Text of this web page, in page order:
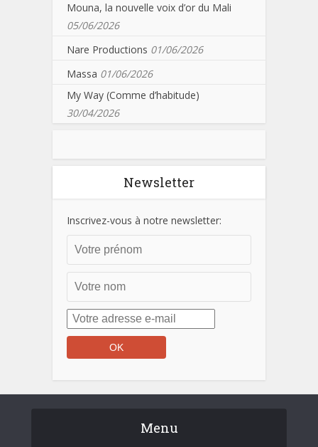
Mouna, la nouvelle voix d’or du Mali
05/06/2026
Nare Productions 01/06/2026
Massa 01/06/2026
My Way (Comme d’habitude)
30/04/2026
Newsletter
Inscrivez-vous à notre newsletter:
Menu